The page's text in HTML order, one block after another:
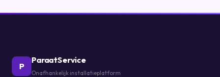
P
ParaatService
Onafhankelijk installatieplatform